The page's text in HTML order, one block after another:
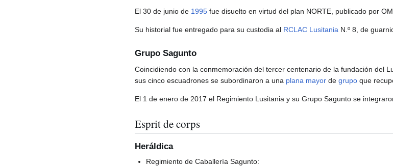
El 30 de junio de 1995 fue disuelto en virtud del plan NORTE, publicado por
Su historial fue entregado para su custodia al RCLAC Lusitania N.º 8, de
Grupo Sagunto
Coincidiendo con la conmemoración del tercer centenario de la fundación del
sus cinco escuadrones se subordinaron a una plana mayor de grupo que
El 1 de enero de 2017 el Regimiento Lusitania y su Grupo Sagunto se
Esprit de corps
Heráldica
Regimiento de Caballería Sagunto: